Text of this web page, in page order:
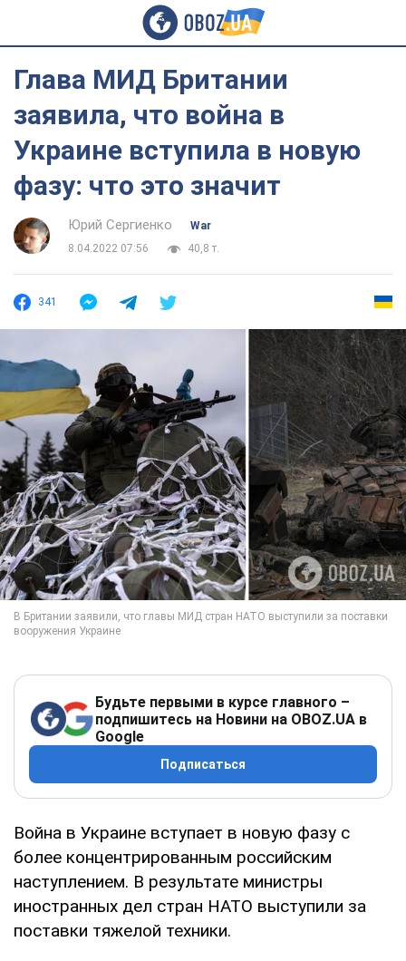
Глава МИД Британии
заявила, что война в
Украине вступила в новую
фазу: что это значит
Юрий Сергиенко
War
8.04.2022 07:56
40,8 т.
341
Будьте первыми в курсе главного –
подпишитесь на Новини на OBOZ.UA в
Google
Подписаться
Война в Украине вступает в новую фазу с
более концентрированным российским
наступлением. В результате министры
иностранных дел стран НАТО выступили за
поставки тяжелой техники.